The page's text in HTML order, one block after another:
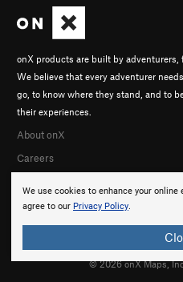
We use cookies to enhance your
agree to our Privacy Policy.
onX products are built by adventurers,
We believe that every adventurer
go, to know where they stand, and to
their experiences.
About onX
Careers
© 2026 onX Maps,